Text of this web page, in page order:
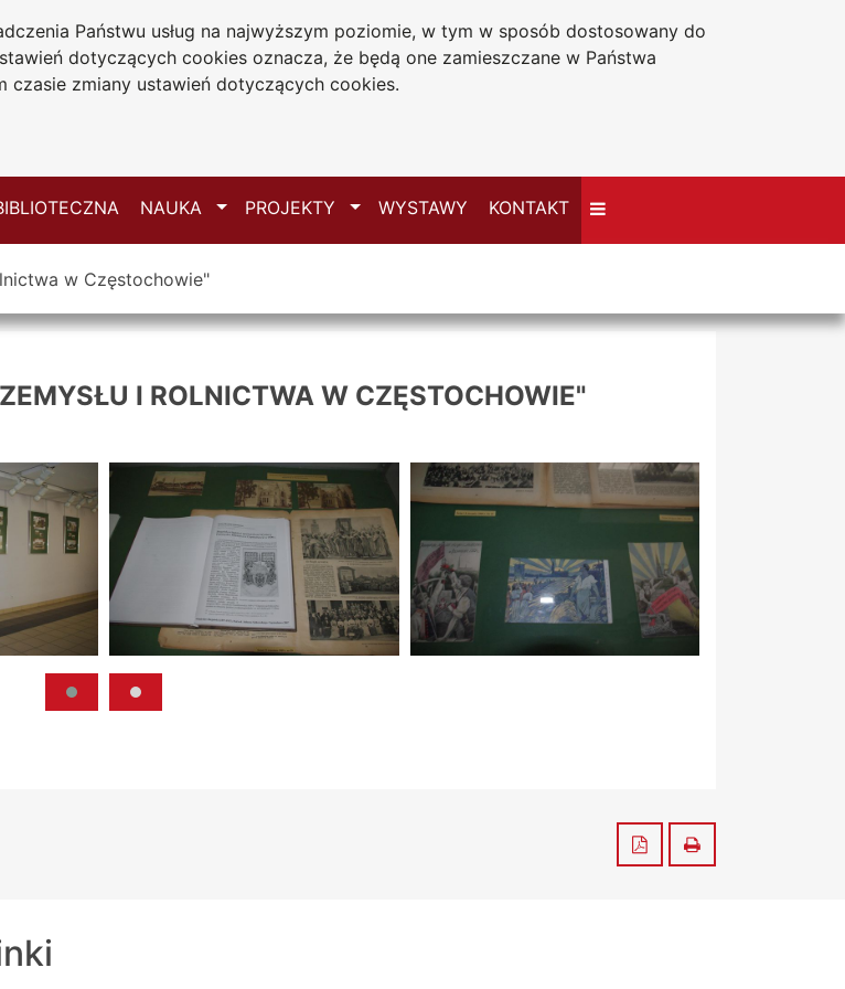
Państwu usług na najwyższym poziomie, w tym w sposób dostosowany do
dotyczących cookies oznacza, że będą one zamieszczane w Państwa
czasie zmiany ustawień dotyczących cookies.
Deklaracja dostępności
Mapa serwisu
NAUKA Przełącz
PROJEKTY Przełącz
WYSTAWY KONTAKT
w Częstochowie"
I ROLNICTWA W CZĘSTOCHOWIE"
Zapisz do PDF
Drukuj